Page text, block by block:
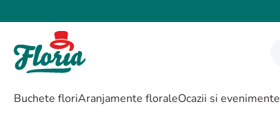
Buchete floriAranjamente floraleOcazii si evenimente